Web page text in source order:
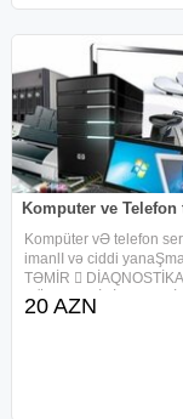
Komputer ve Telefon
Kompüter vƏ telefon
imanlI və ciddi
TƏMİR 
GÜCLƏNDİRİLMƏ 
BƏRPASI  PROQRAMM
20 AZN